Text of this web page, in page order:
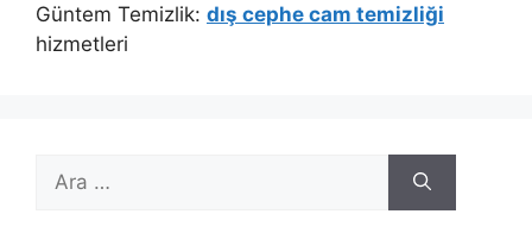
Güntem Temizlik: dış cephe cam temizliği
hizmetleri
ara